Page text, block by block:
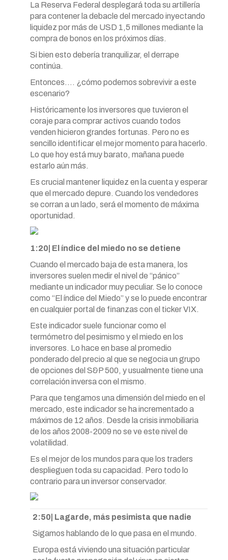
La Reserva Federal desplegará toda su artillería
para contener la debacle del mercado inyectando
liquidez por más de USD 1,5 millones mediante la
compra de bonos en los próximos días.
Si bien esto debería tranquilizar, el derrape
continúa.
Entonces…. ¿cómo podemos sobrevivir a este
escenario?
Históricamente los inversores que tuvieron el
coraje para comprar activos cuando todos
venden hicieron grandes fortunas. Pero no es
sencillo identificar el mejor momento para hacerlo.
Lo que hoy está muy barato, mañana puede
estarlo aún más.
Es crucial mantener liquidez en la cuenta y esperar
que el mercado depure. Cuando los vendedores
se corran a un lado, será el momento de máxima
oportunidad.
1:20| El índice del miedo no se detiene
Cuando el mercado baja de esta manera, los
inversores suelen medir el nivel de “pánico”
mediante un indicador muy peculiar. Se lo conoce
como “El índice del Miedo” y se lo puede encontrar
en cualquier portal de finanzas con el ticker VIX.
Este indicador suele funcionar como el
termómetro del pesimismo y el miedo en los
inversores. Lo hace en base al promedio
ponderado del precio al que se negocia un grupo
de opciones del S&P 500, y usualmente tiene una
correlación inversa con el mismo.
Para que tengamos una dimensión del miedo en el
mercado, este indicador se ha incrementado a
máximos de 12 años. Desde la crisis inmobiliaria
de los años 2008-2009 no se ve este nivel de
volatilidad.
Es el mejor de los mundos para que los traders
desplieguen toda su capacidad. Pero todo lo
contrario para un inversor conservador.
2:50| Lagarde, más pesimista que nadie
Sigamos hablando de lo que pasa en el mundo.
Europa está viviendo una situación particular